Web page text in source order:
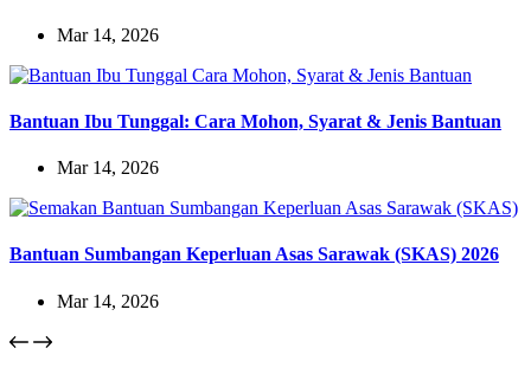
Mar 14, 2026
Bantuan Ibu Tunggal: Cara Mohon, Syarat & Jenis Bantuan
Mar 14, 2026
Bantuan Sumbangan Keperluan Asas Sarawak (SKAS) 2026
Mar 14, 2026